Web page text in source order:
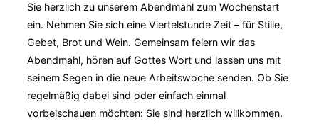
Sie herzlich zu unserem Abendmahl zum Wochenstart
ein. Nehmen Sie sich eine Viertelstunde Zeit – für Stille,
Gebet, Brot und Wein. Gemeinsam feiern wir das
Abendmahl, hören auf Gottes Wort und lassen uns mit
seinem Segen in die neue Arbeitswoche senden. Ob Sie
regelmäßig dabei sind oder einfach einmal
vorbeischauen möchten: Sie sind herzlich willkommen.